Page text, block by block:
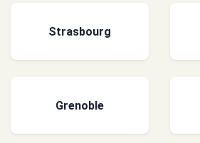
Strasbourg
Grenoble